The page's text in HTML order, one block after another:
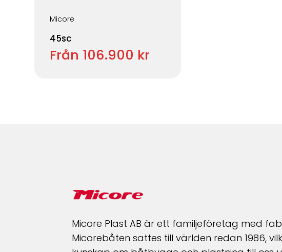
Micore
45sc
Från 106.900 kr
Micore Plast AB är ett familjeföretag med
Micorebåten sattes till världen redan 1986,